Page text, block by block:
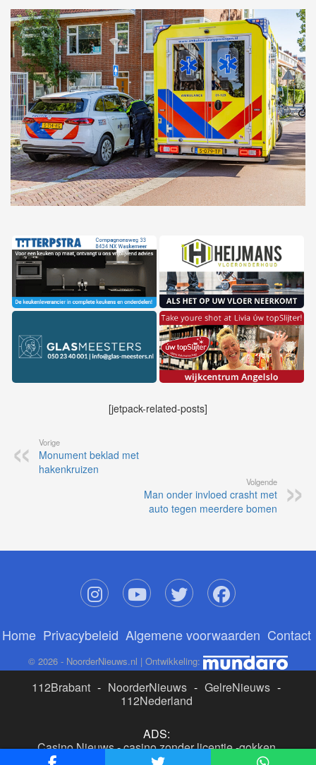
[jetpack-related-posts]
Vorige
Monument beklad met
hakenkruizen
Volgende
Man onder invloed crasht met
auto tegen meerdere bomen
Home Privacybeleid Algemene voorwaarden Contact
© 2026 - NoorderNieuws.nl | Ontwikkeling:
112Brabant - NoorderNieuws - GelreNieuws -
112Nederland
ADS:
Casino Nieuws-casino zonder licentie-gokken
buitenlandse site
beste online casino nederland